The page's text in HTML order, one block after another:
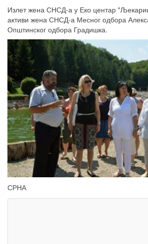
Излет жена СНСД-а у Еко центар
активи жена СНСД-а Месног одбора
Општинског одбора Градишка.
СРНА